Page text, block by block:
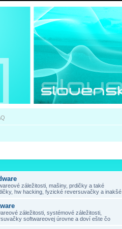
záležitosti, mašiny, prdičky a také
hw hacking, fyzické reversuvačky a inakšé
záležitosti, systémové záležitosti,
softwareovej úrovne a doví ešte čo